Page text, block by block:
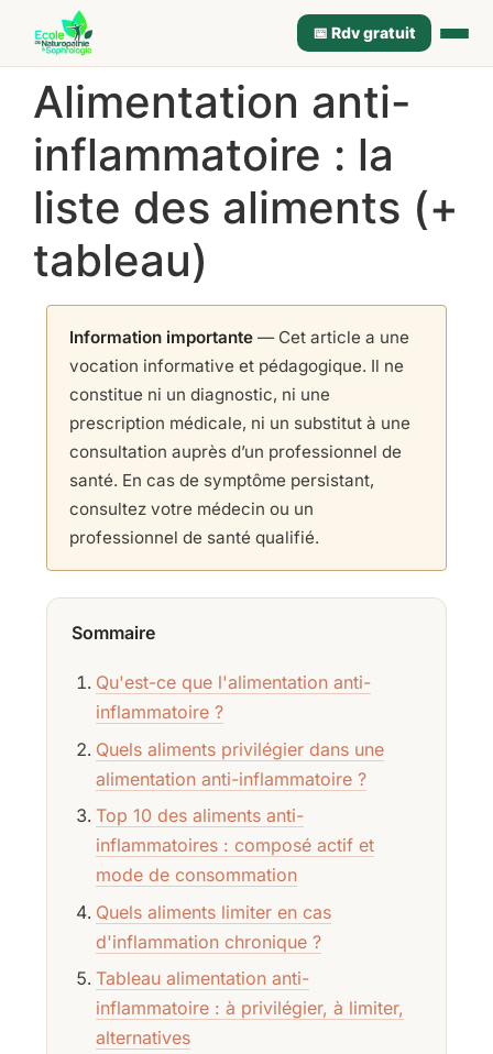
📅 Rdv gratuit
Alimentation anti-
inflammatoire : la
liste des aliments (+
tableau)
Information importante — Cet article a une
vocation informative et pédagogique. Il ne
constitue ni un diagnostic, ni une
prescription médicale, ni un substitut à une
consultation auprès d’un professionnel de
santé. En cas de symptôme persistant,
consultez votre médecin ou un
professionnel de santé qualifié.
Sommaire
Qu'est-ce que l'alimentation anti-
inflammatoire ?
Quels aliments privilégier dans une
alimentation anti-inflammatoire ?
Top 10 des aliments anti-
inflammatoires : composé actif et
mode de consommation
Quels aliments limiter en cas
d'inflammation chronique ?
Tableau alimentation anti-
inflammatoire : à privilégier, à limiter,
alternatives